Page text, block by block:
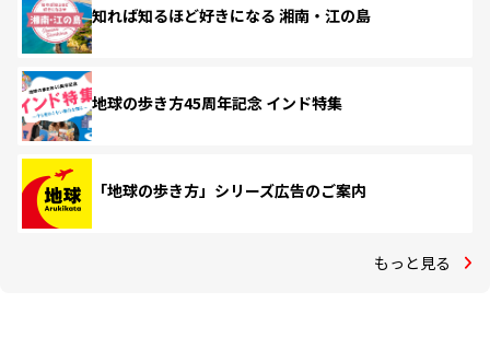
知れば知るほど好きになる 湘南・江の島
地球の歩き方45周年記念 インド特集
「地球の歩き方」シリーズ広告のご案内
もっと見る